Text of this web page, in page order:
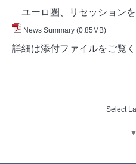
ユーロ圏、リセッション
News Summary (0.85MB)
詳細は添付ファイルをご覧
Select
▼